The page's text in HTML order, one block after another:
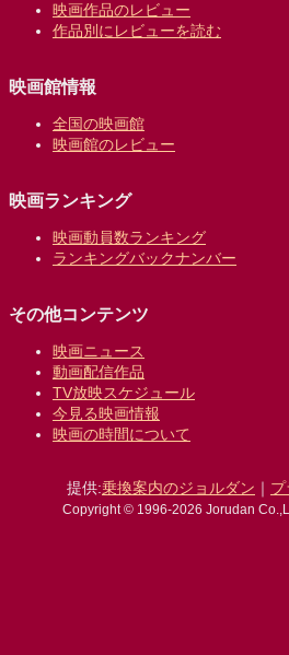
映画作品のレビュー
作品別にレビューを読む
映画館情報
全国の映画館
映画館のレビュー
映画ランキング
映画動員数ランキング
ランキングバックナンバー
その他コンテンツ
映画ニュース
動画配信作品
TV放映スケジュール
今見る映画情報
映画の時間について
提供:乗換案内のジョルダン ｜
Copyright © 1996-2026 Jorudan